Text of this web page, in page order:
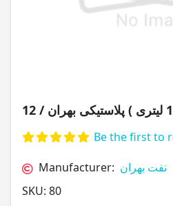
Be the first to
Manufacturer: نفت بهران
SKU: 80